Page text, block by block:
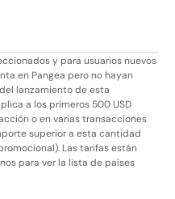
y para usuarios nuevos
en Pangea pero no hayan
lanzamiento de esta
a los primeros 500 USD
o en varias transacciones
superior a esta cantidad
Las tarifas están
para ver la lista de países